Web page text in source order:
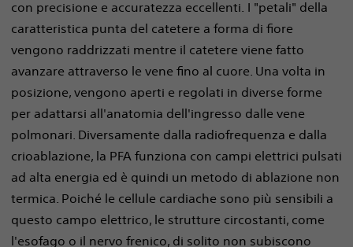
con precisione e accuratezza eccellenti. I "petali" della
caratteristica punta del catetere a forma di fiore
vengono raddrizzati mentre il catetere viene fatto
avanzare attraverso le vene fino al cuore. Una volta in
posizione, vengono aperti e regolati in diverse forme
per adattarsi all'anatomia dell'ingresso dalle vene
polmonari. Diversamente dalla radiofrequenza e dalla
crioablazione, la PFA funziona con campi elettrici pulsati
ad alta energia ed è quindi un metodo di ablazione non
termica. Poiché le cellule cardiache sono più sensibili a
questo campo elettrico, le strutture circostanti, come
l'esofago o il nervo frenico, di solito non subiscono